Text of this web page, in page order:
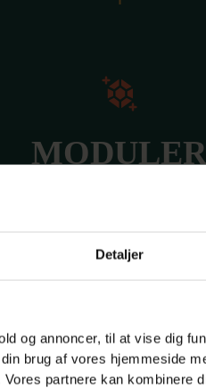
Detaljer
og annoncer, til at vise dig
brug af vores hjemmeside
partnere kan kombinere
MODULER
hvor mange der kan være på
et brætspil